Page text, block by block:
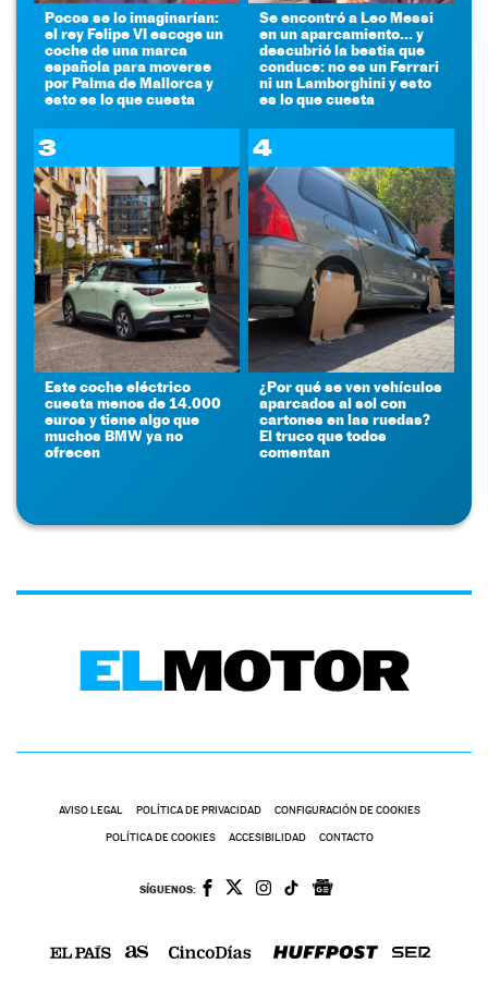
Pocos se lo imaginarían:
el rey Felipe VI escoge un
coche de una marca
española para moverse
por Palma de Mallorca y
esto es lo que cuesta
Se encontró a Leo Messi
en un aparcamiento... y
descubrió la bestia que
conduce: no es un Ferrari
ni un Lamborghini y esto
es lo que cuesta
3
Este coche eléctrico
cuesta menos de 14.000
euros y tiene algo que
muchos BMW ya no
ofrecen
4
¿Por qué se ven vehículos
aparcados al sol con
cartones en las ruedas?
El truco que todos
comentan
AVISO LEGAL POLÍTICA DE PRIVACIDAD CONFIGURACIÓN DE COOKIES
POLÍTICA DE COOKIES ACCESIBILIDAD CONTACTO
SÍGUENOS: